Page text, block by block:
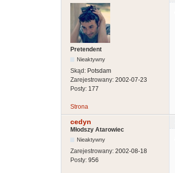
Pretendent
Nieaktywny
Skąd: Potsdam
Zarejestrowany: 2002-07-23
Posty: 177
Strona
cedyn
Młodszy Atarowiec
Nieaktywny
Zarejestrowany: 2002-08-18
Posty: 956